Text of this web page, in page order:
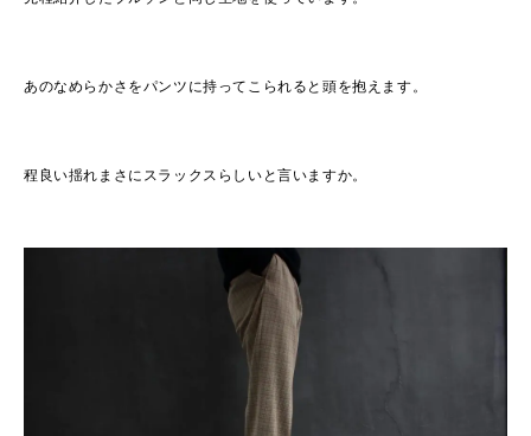
あのなめらかさをパンツに持ってこられると頭を抱えます。
程良い揺れまさにスラックスらしいと言いますか。